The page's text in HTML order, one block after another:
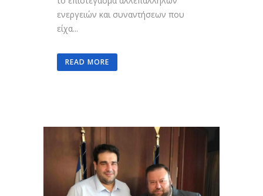
ενεργειών και συναντήσεων που
είχα...
READ MORE